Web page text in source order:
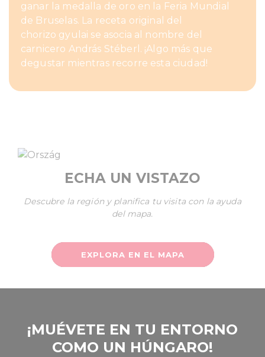
ganar la medalla de oro en la Feria Mundial
de Bruselas. La receta original del
chorizo gyulai se asocia al nombre del
carnicero András Stéberl. ¡Algo más que
degustar mientras recorre esta ciudad!
ECHA UN VISTAZO
Descubre la región y planifica tu visita con la ayuda
del mapa.
EXPLORA EN EL MAPA
‎¡MUÉVETE EN TU ENTORNO
COMO UN HÚNGARO!